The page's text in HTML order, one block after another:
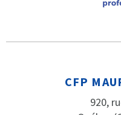
CFP
920,